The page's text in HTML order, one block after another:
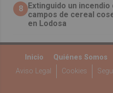
8 Extinguido un
campos de cereal
en Lodosa
Inicio Quiénes Somos
Aviso Legal
Cookies